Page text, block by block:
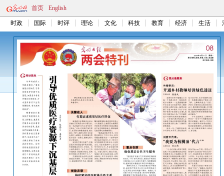
首页 English
时政 国际 时评 理论 文化 科技 教育 经济 生活